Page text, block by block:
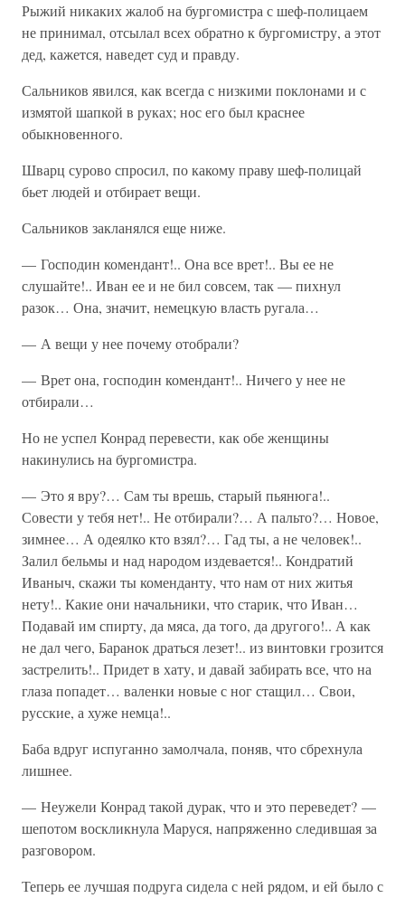
Рыжий никаких жалоб на бургомистра с шеф-полицаем
не принимал, отсылал всех обратно к бургомистру, а этот
дед, кажется, наведет суд и правду.
Сальников явился, как всегда с низкими поклонами и с
измятой шапкой в руках; нос его был краснее
обыкновенного.
Шварц сурово спросил, по какому праву шеф-полицай
бьет людей и отбирает вещи.
Сальников закланялся еще ниже.
— Господин комендант!.. Она все врет!.. Вы ее не
слушайте!.. Иван ее и не бил совсем, так — пихнул
разок… Она, значит, немецкую власть ругала…
— А вещи у нее почему отобрали?
— Врет она, господин комендант!.. Ничего у нее не
отбирали…
Но не успел Конрад перевести, как обе женщины
накинулись на бургомистра.
— Это я вру?… Сам ты врешь, старый пьянюга!..
Совести у тебя нет!.. Не отбирали?… А пальто?… Новое,
зимнее… А одеялко кто взял?… Гад ты, а не человек!..
Залил бельмы и над народом издевается!.. Кондратий
Иваныч, скажи ты коменданту, что нам от них житья
нету!.. Какие они начальники, что старик, что Иван…
Подавай им спирту, да мяса, да того, да другого!.. А как
не дал чего, Баранок драться лезет!.. из винтовки грозится
застрелить!.. Придет в хату, и давай забирать все, что на
глаза попадет… валенки новые с ног стащил… Свои,
русские, а хуже немца!..
Баба вдруг испуганно замолчала, поняв, что сбрехнула
лишнее.
— Неужели Конрад такой дурак, что и это переведет? —
шепотом воскликнула Маруся, напряженно следившая за
разговором.
Теперь ее лучшая подруга сидела с ней рядом, и ей было с